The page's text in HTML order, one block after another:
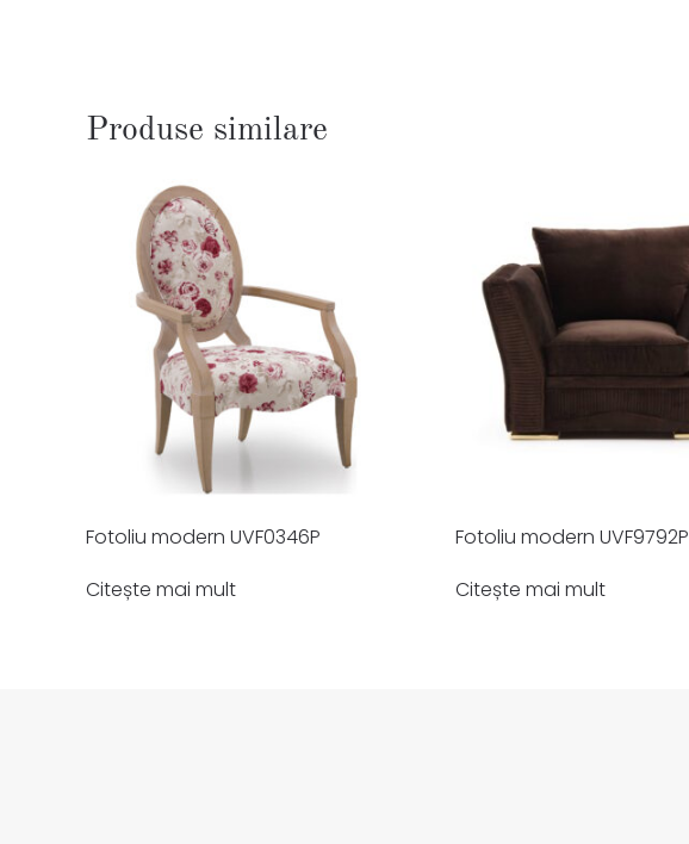
Produse similare
Fotoliu modern UVF0346P
Citește mai mult
Fotoliu modern UVF9792P
Citește mai mult